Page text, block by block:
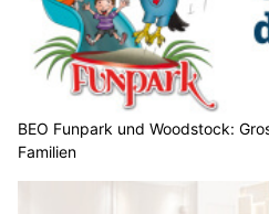
BEO Funpark und Woodstock:
Familien